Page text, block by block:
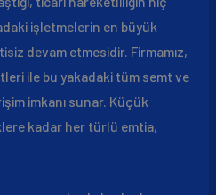
işletmelerin en büyük
devam etmesidir. Firmamız,
ile bu yakadaki tüm semt ve
imkanı sunar. Küçük
kadar her türlü emtia,